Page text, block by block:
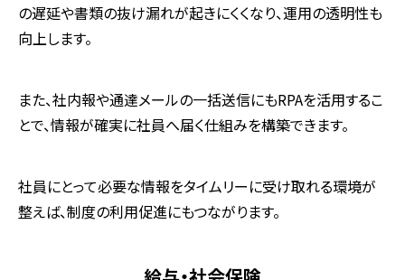
の遅延や書類の抜け漏れが起きにくくなり、運用の透明性も
向上します。
また、社内報や通達メールの一括送信にもRPAを活用するこ
とで、情報が確実に社員へ届く仕組みを構築できます。
社員にとって必要な情報をタイムリーに受け取れる環境が
整えば、制度の利用促進にもつながります。